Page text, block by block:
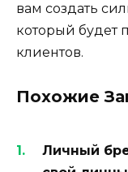
вам создать
который будет
клиентов.
Похожие
Личный